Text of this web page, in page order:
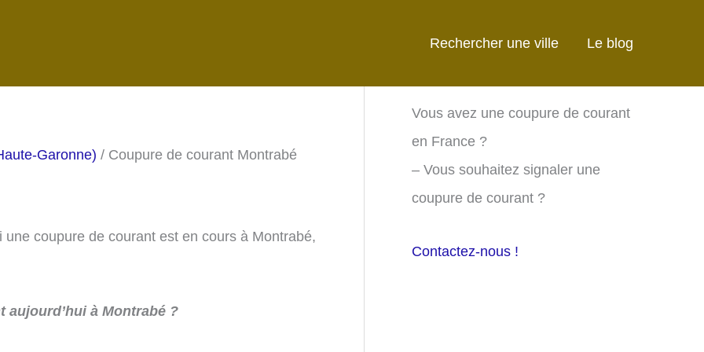
Rechercher une ville Le blog
Garonne) / Coupure de courant Montrabé
coupure de courant est en cours à Montrabé,
aujourd’hui à Montrabé ?
Vous avez une coupure de courant
en France ?
– Vous souhaitez signaler une
coupure de courant ?
Contactez-nous !